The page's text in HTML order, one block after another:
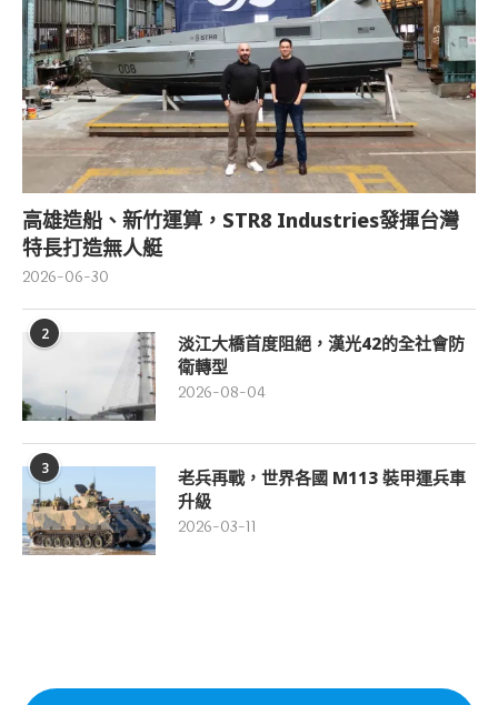
高雄造船、新竹運算，STR8 Industries發揮台灣
特長打造無人艇
2026-06-30
2
淡江大橋首度阻絕，漢光42的全社會防
衛轉型
2026-08-04
3
老兵再戰，世界各國 M113 裝甲運兵車
升級
2026-03-11